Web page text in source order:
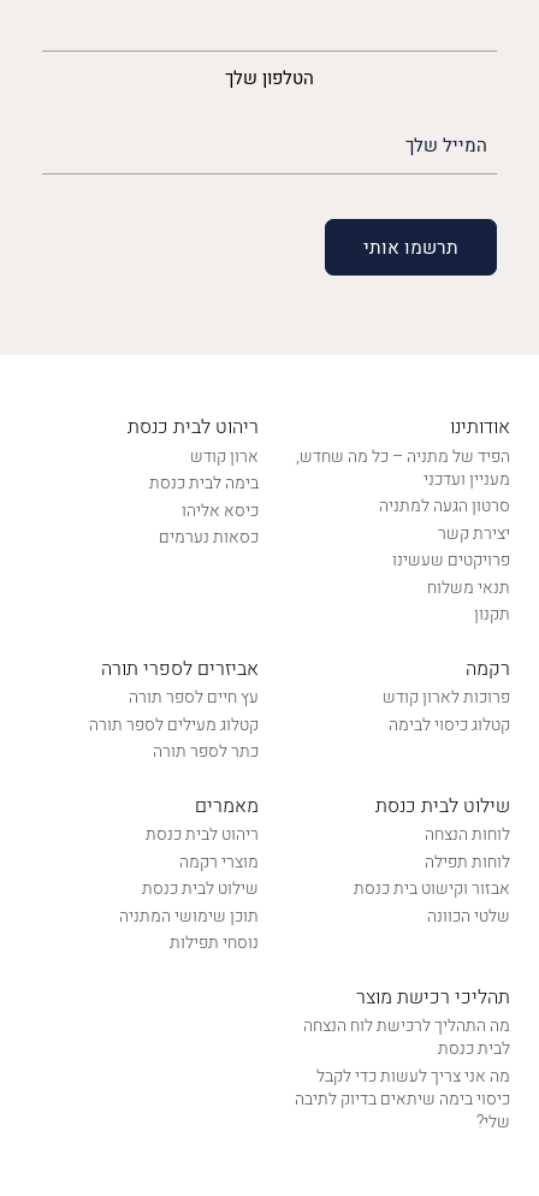
הטלפון שלך
(חובה)
אודותינו
הפיד של מתניה – כל מה שחדש,
מעניין ועדכני
סרטון הגעה למתניה
יצירת קשר
פרויקטים שעשינו
תנאי משלוח
תקנון
ריהוט לבית כנסת
ארון קודש
בימה לבית כנסת
כיסא אליהו
כסאות נערמים
רקמה
פרוכות לארון קודש
קטלוג כיסוי לבימה
אביזרים לספרי תורה
עץ חיים לספר תורה
קטלוג מעילים לספר תורה
כתר לספר תורה
שילוט לבית כנסת
לוחות הנצחה
לוחות תפילה
אבזור וקישוט בית כנסת
שלטי הכוונה
מאמרים
ריהוט לבית כנסת
מוצרי רקמה
שילוט לבית כנסת
תוכן שימושי המתניה
נוסחי תפילות
תהליכי רכישת מוצר
מה התהליך לרכישת לוח הנצחה
לבית כנסת
מה אני צריך לעשות כדי לקבל
כיסוי בימה שיתאים בדיוק לתיבה
שלי?